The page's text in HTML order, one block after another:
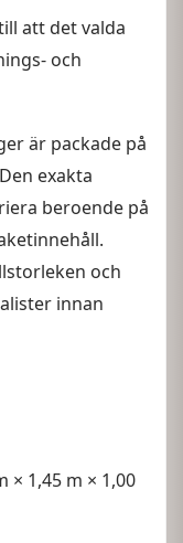
att det valda
och
är packade på
exakta
beroende på
och
innan
× 1,45 m × 1,00